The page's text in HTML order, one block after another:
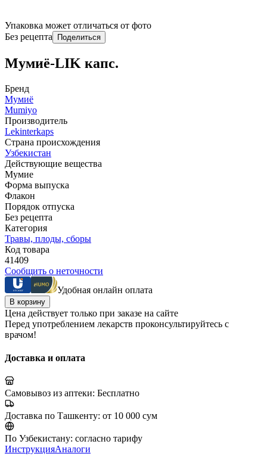
Упаковка может отличаться от фото
Без рецепта
Поделиться
Мумиё-LIK капс.
Бренд
Мумиё
Mumiyo
Производитель
Lekinterkaps
Страна происхождения
Узбекистан
Действующие вещества
Мумие
Форма выпуска
Флакон
Порядок отпуска
Без рецепта
Категория
Травы, плоды, сборы
Код товара
41409
Сообщить о неточности
Удобная онлайн оплата
В корзину
Цена действует только при заказе на сайте
Перед употреблением лекарств проконсультируйтесь с
врачом!
Доставка и оплата
Самовывоз из аптеки: Бесплатно
Доставка по Ташкенту: от 10 000 сум
По Узбекистану: согласно тарифу
ИнструкцияАналоги